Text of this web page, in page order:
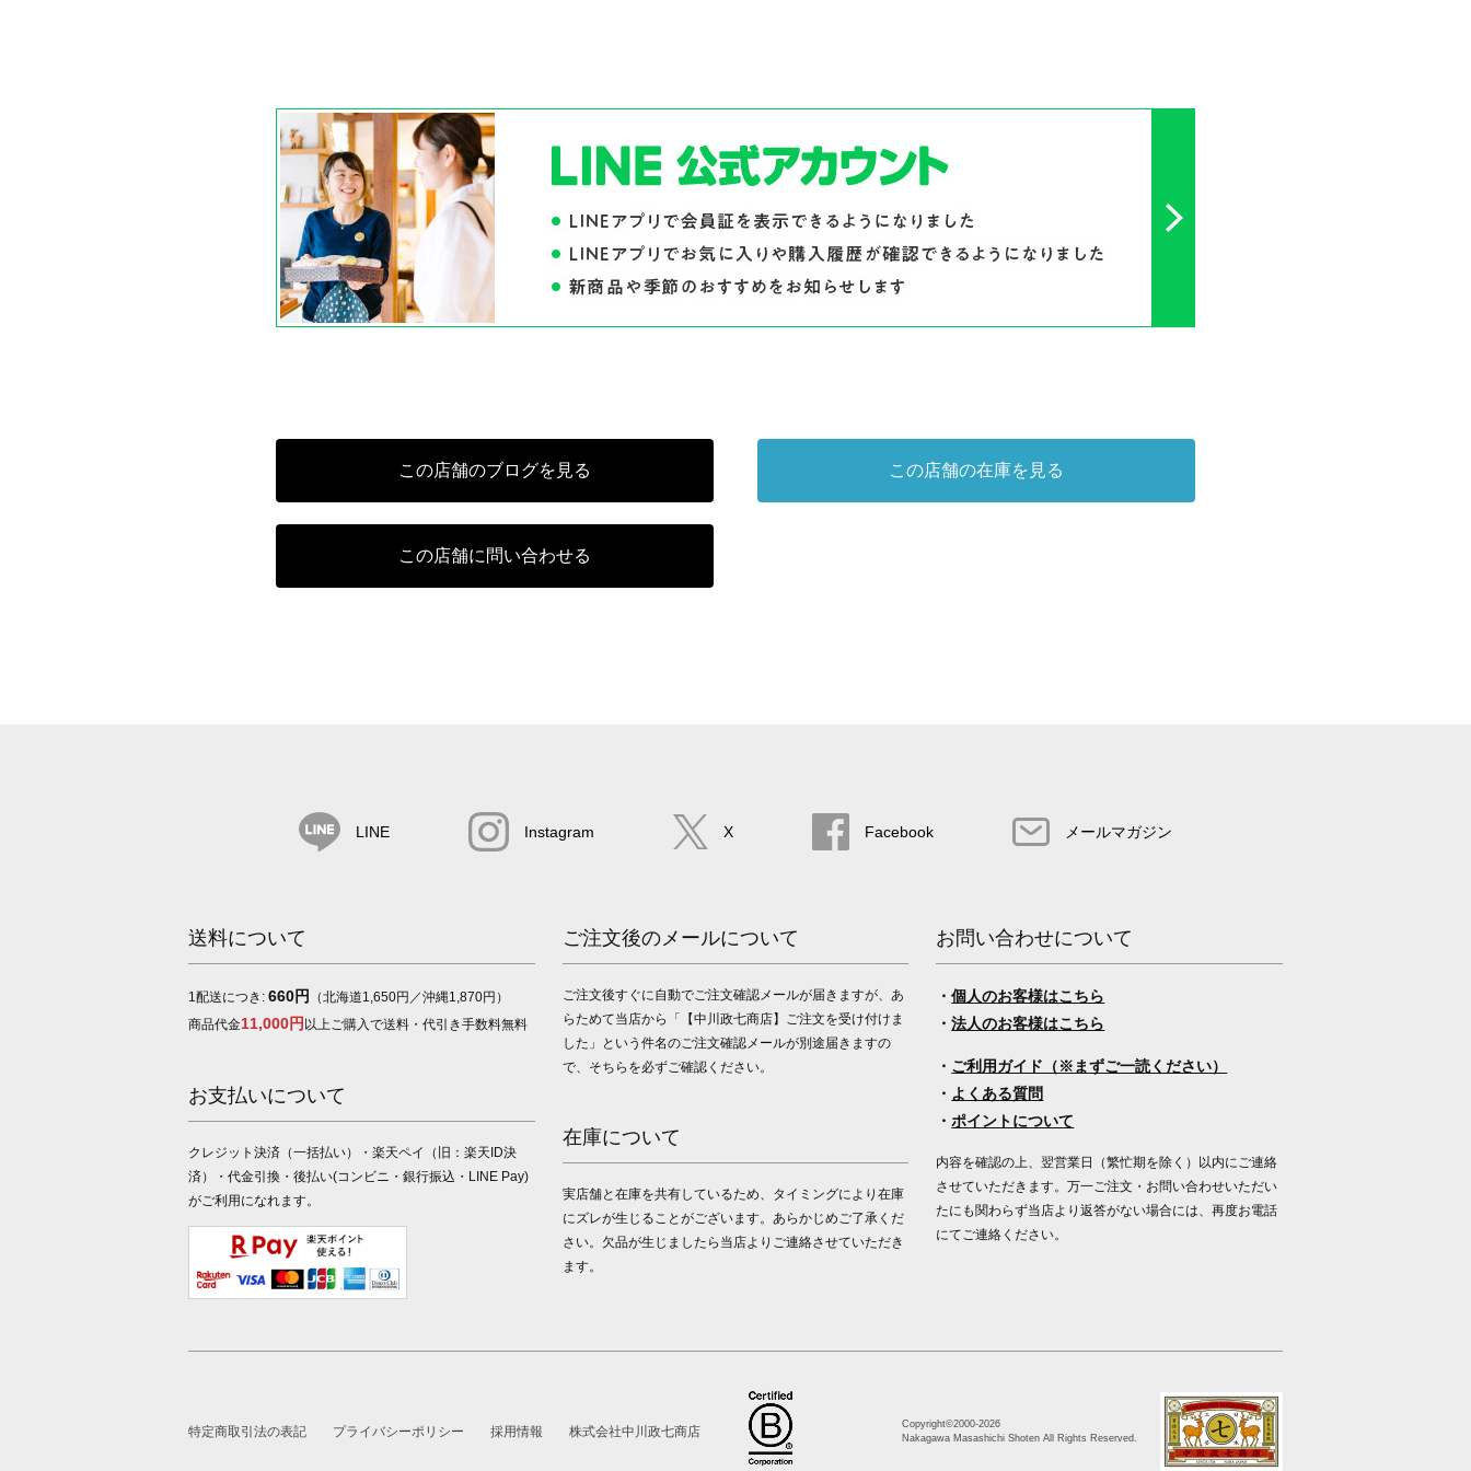
この店舗のブログを見る この店舗の在庫を見る
この店舗に問い合わせる
LINE Instagram X Facebook メールマガジン
送料について
1配送につき: 660円
（北海道1,650円／沖縄1,870円）
商品代金11,000円 以上ご購入で送料・代引き手数料無料
お支払いについて
クレジット決済（一括払い）・楽天ペイ（旧：楽天ID決
済）・代金引換・後払い(コンビニ・銀行振込・LINE Pay)
がご利用になれます。
ご注文後のメールについて
ご注文後すぐに自動でご注文確認メールが届きますが、あ
らためて当店から「【中川政七商店】ご注文を受け付けま
した」という件名のご注文確認メールが別途届きますの
で、そちらを必ずご確認ください。
在庫について
実店舗と在庫を共有しているため、タイミングにより在庫
にズレが生じることがございます。あらかじめご了承くだ
さい。欠品が生じましたら当店よりご連絡させていただき
ます。
お問い合わせについて
・個人のお客様はこちら
・法人のお客様はこちら
・ ご利用ガイド（※まずご一読ください）
・ よくある質問
・ポイントについて
内容を確認の上、翌営業日（繁忙期を除く）以内にご連絡
させていただきます。万一ご注文・お問い合わせいただい
たにも関わらず当店より返答がない場合には、再度お電話
にてご連絡ください。
特定商取引法の表記 プライバシーポリシー 採用情報 株式会社中川政七商店 Copyright©2000-2026
Nakagawa Masashichi Shoten All Rights Reserved.